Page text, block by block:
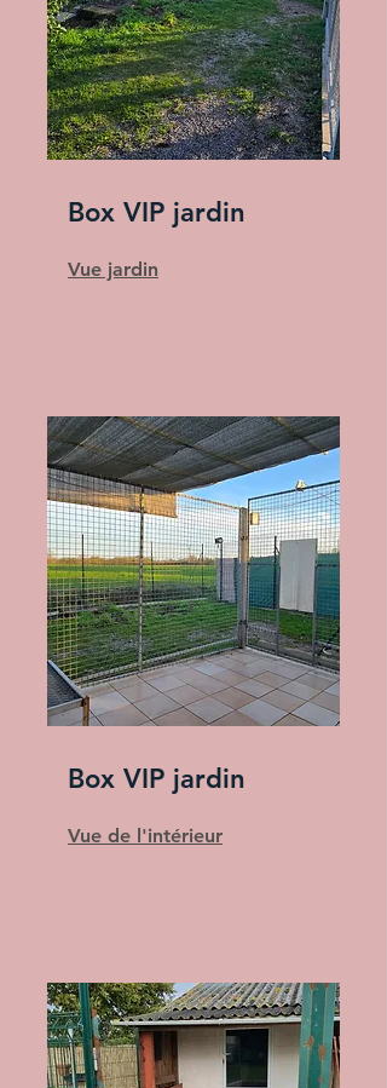
Box VIP jardin
Vue jardin
Box VIP jardin
Vue de l'intérieur